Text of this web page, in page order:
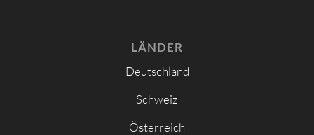
LÄNDER
Deutschland
Schweiz
Österreich